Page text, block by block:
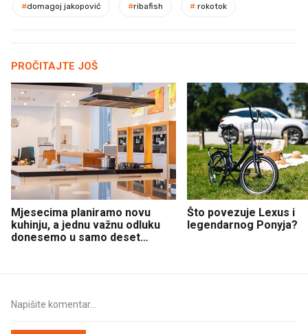
#domagoj jakopović #ribafish # rokotok
PROČITAJTE JOŠ
Mjesecima planiramo novu
kuhinju, a jednu važnu odluku
donesemo u samo deset
Što povezuje Lexus i
legendarnog Ponyja?